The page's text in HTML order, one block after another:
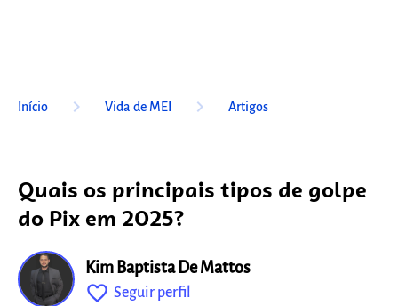
Início keyboard_arrow_right Vida de MEI keyboard_arrow_right Artigos
Quais os principais tipos de golpe
do Pix em 2025?
Kim Baptista De Mattos
favorite_outline Seguir perfil